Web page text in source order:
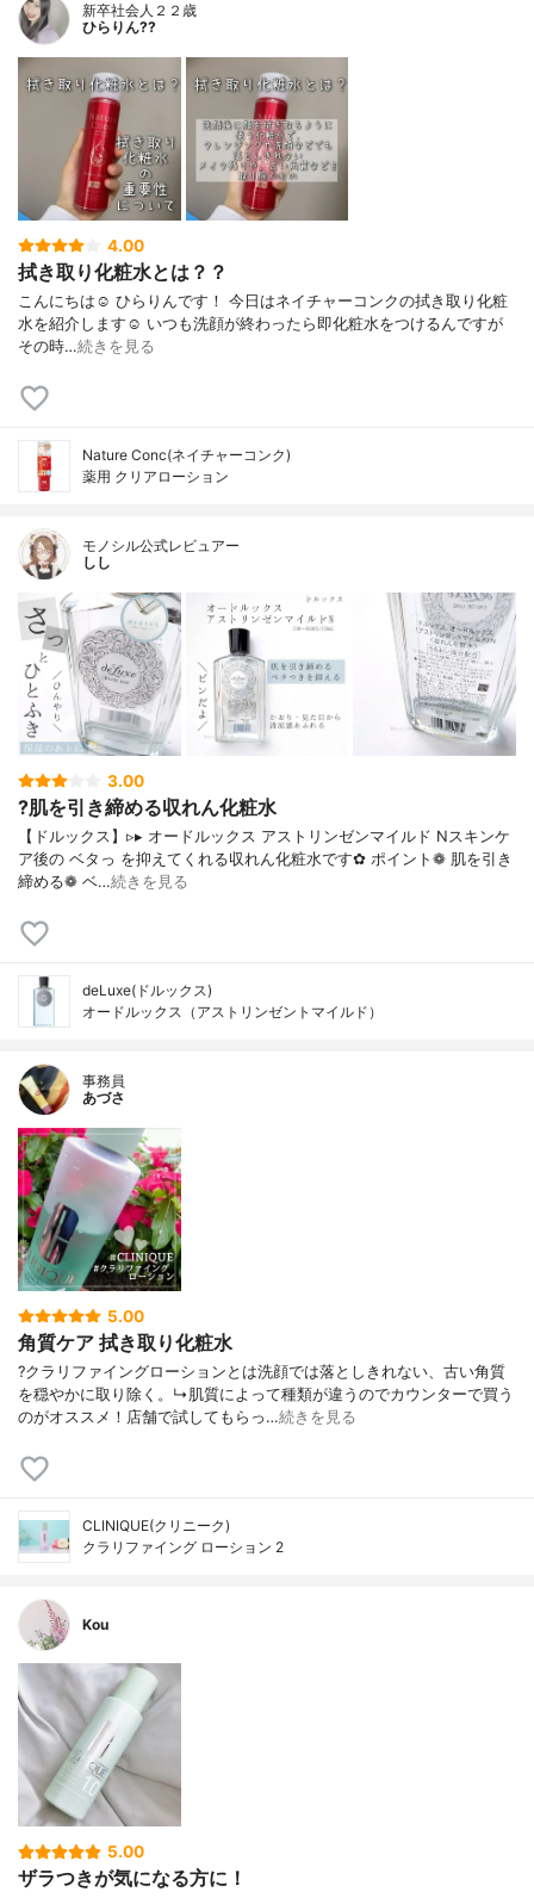
新卒社会人２２歳
ひらりん??
4.00
拭き取り化粧水とは？？
こんにちは☺️ ひらりんです！ 今日はネイチャーコンクの拭き取り化粧
水を紹介します☺️ いつも洗顔が終わったら即化粧水をつけるんですが
その時…続きを見る
Nature Conc(ネイチャーコンク)
薬用 クリアローション
モノシル公式レビュアー
しし
3.00
?肌を引き締める収れん化粧水
【ドルックス】▹▸ オードルックス アストリンゼンマイルド Nスキンケ
ア後の ベタっ を抑えてくれる収れん化粧水です✿ ポイント❁︎ 肌を引き
締める❁︎ ベ…続きを見る
deLuxe(ドルックス)
オードルックス（アストリンゼントマイルド）
事務員
あづさ
5.00
角質ケア 拭き取り化粧水
?クラリファイングローションとは洗顔では落としきれない、古い角質
を穏やかに取り除く。↳肌質によって種類が違うのでカウンターで買う
のがオススメ！店舗で試してもらっ…続きを見る
CLINIQUE(クリニーク)
クラリファイング ローション 2
Kou
5.00
ザラつきが気になる方に！